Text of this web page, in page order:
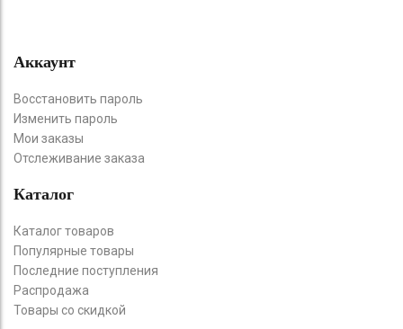
Аккаунт
Восстановить пароль
Изменить пароль
Мои заказы
Отслеживание заказа
Каталог
Каталог товаров
Популярные товары
Последние поступления
Распродажа
Товары со скидкой